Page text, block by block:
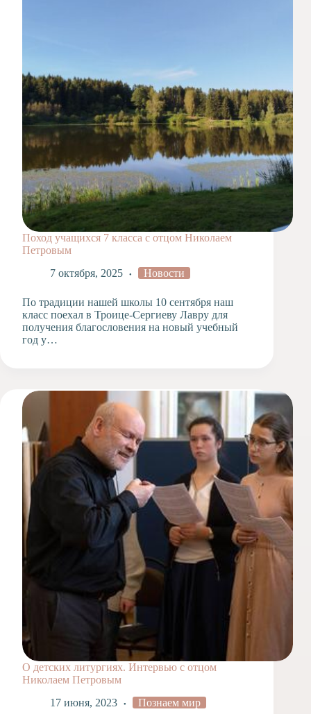
Психологическая
Служба
Тьюторская
служба
Поход учащихся 7 класса с отцом Николаем
Петровым
7 октября, 2025
Новости
По традиции нашей школы 10 сентября наш
класс поехал в Троице-Сергиеву Лавру для
получения благословения на новый учебный
год у…
О детских литургиях. Интервью с отцом
Николаем Петровым
17 июня, 2023
Познаем мир